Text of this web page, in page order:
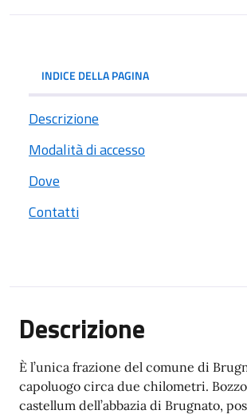
INDICE DELLA PAGINA
Descrizione
Modalità di accesso
Dove
Contatti
Descrizione
È l’unica frazione del comune di
capoluogo circa due chilometri.
castellum dell’abbazia di Brugnato,